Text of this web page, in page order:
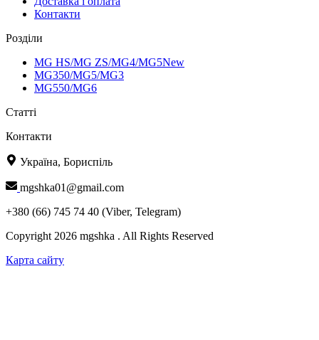
Контакти
Розділи
MG HS/MG ZS/MG4/MG5New
MG350/MG5/MG3
MG550/MG6
Статті
Контакти
Україна, Бориспіль
mgshka01@gmail.com
+380 (66) 745 74 40 (Viber, Telegram)
Copyright 2026 mgshka . All Rights Reserved
Карта сайту